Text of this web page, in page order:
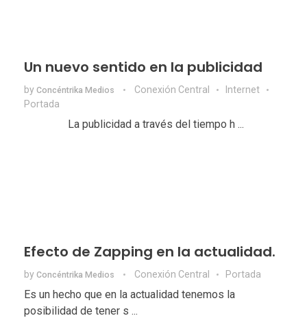
Un nuevo sentido en la publicidad
by Concéntrika Medios Conexión Central
Internet
Portada
La publicidad a través del tiempo h ...
Efecto de Zapping en la actualidad.
by Concéntrika Medios Conexión Central Portada
Es un hecho que en la actualidad tenemos la
posibilidad de tener s ...